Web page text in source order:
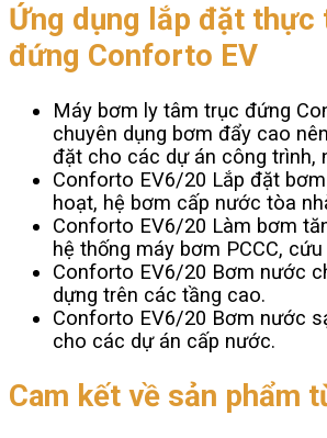
Ứng dụng lắp đặt thực
đứng Conforto EV
Máy bơm ly tâm trục đứng
chuyên dụng bơm đẩy cao
đặt cho các dự án công trình,
Conforto EV6/20 Lắp đặt
hoạt, hệ bơm cấp nước tòa
Conforto EV6/20 Làm bơm
hệ thống máy bơm PCCC, cứu
Conforto EV6/20 Bơm nước
dựng trên các tầng cao.
Conforto EV6/20 Bơm nước
cho các dự án cấp nước.
Cam kết về sản phẩm